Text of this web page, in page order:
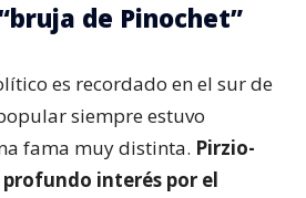
de Pinochet”
es recordado en el sur de
siempre estuvo
fama muy distinta. Pirzio-
interés por el